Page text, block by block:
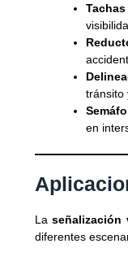
tránsito
en
Laseñalización
diferentes